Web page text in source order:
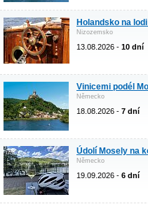
Holandsko na
Nizozemsko
13.08.2026 - 10 dní
Vinicemi podél
Německo
18.08.2026 - 7 dní
Údolí Mosely na
Německo
19.09.2026 - 6 dní